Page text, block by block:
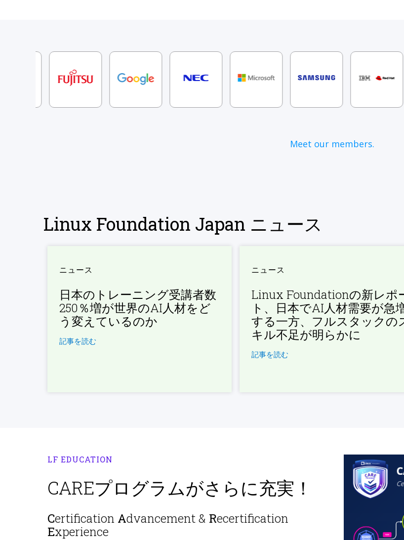
Meet our members.
Linux Foundation Japan ニュース
ニュース
日本のトレーニング受講者数
250％増が世界のAI人材をど
う変えているのか
記事を読む
ニュース
Linux Foundationの新レポ
ト、日本でAI人材需要が急
する一方、フルスタックの
キル不足が明らかに
記事を読む
LF EDUCATION
CAREプログラムがさらに充実！
Certification Advancement & Recertification
Experience